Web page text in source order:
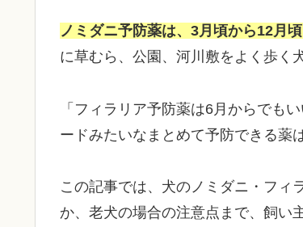
ノミダニ予防薬は、3月頃から12月
に草むら、公園、河川敷をよく歩く
「フィラリア予防薬は6月からでも
ードみたいなまとめて予防できる薬
この記事では、犬のノミダニ・フィ
か、老犬の場合の注意点まで、飼い